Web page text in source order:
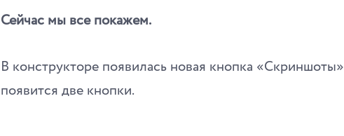
Сейчас мы все покажем.
В конструкторе появилась новая кнопка
появится две кнопки.